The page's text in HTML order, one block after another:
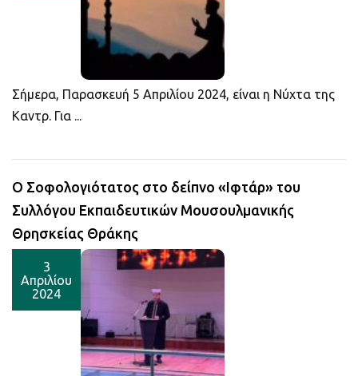
Σήμερα, Παρασκευή 5 Απριλίου 2024, είναι η Νύχτα της
Καντρ. Για ...
Ο Σοφολογιότατος στο δείπνο «Ιφτάρ» του
Συλλόγου Εκπαιδευτικών Μουσουλμανικής
Θρησκείας Θράκης
3
Απριλίου
2024